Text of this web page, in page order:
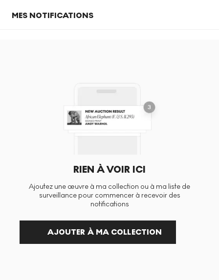
MES NOTIFICATIONS
RIEN À VOIR ICI
Ajoutez une œuvre à ma collection ou à ma liste de
surveillance pour commencer à recevoir des
notifications
AJOUTER À MA COLLECTION